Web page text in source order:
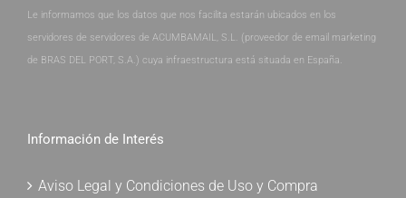
Le informamos que los datos que nos facilita estarán ubicados en los
servidores de servidores de ACUMBAMAIL, S.L. (proveedor de email marketing
de BRAS DEL PORT, S.A.) cuya infraestructura está situada en España.
Información de Interés
Aviso Legal y Condiciones de Uso y Compra